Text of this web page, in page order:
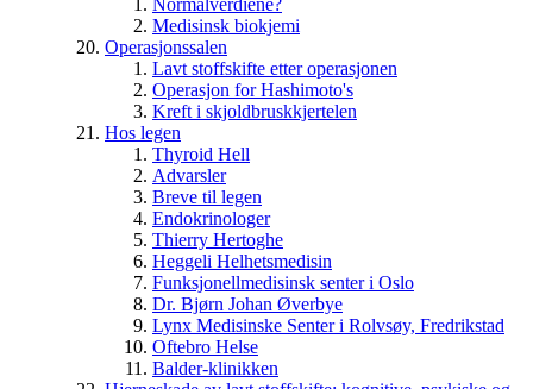
Medisinsk biokjemi
Operasjonssalen
Lavt stoffskifte etter operasjonen
Operasjon for Hashimoto's
Kreft i skjoldbruskkjertelen
Hos legen
Thyroid Hell
Advarsler
Breve til legen
Endokrinologer
Thierry Hertoghe
Heggeli Helhetsmedisin
Funksjonellmedisinsk senter i Oslo
Dr. Bjørn Johan Øverbye
Lynx Medisinske Senter i Rolvsøy, Fredrikstad
Oftebro Helse
Balder-klinikken